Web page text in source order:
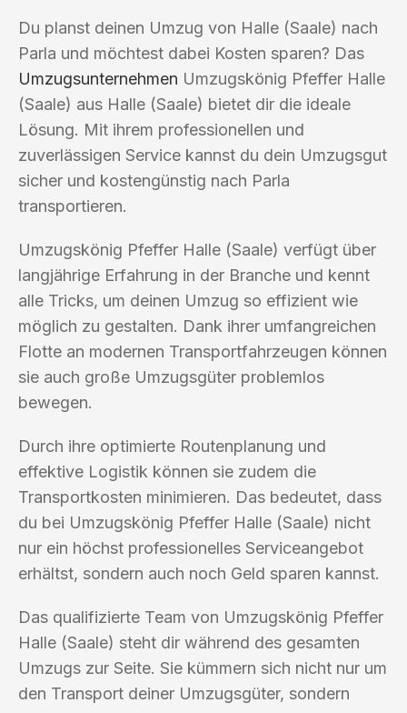
Du planst deinen Umzug von Halle (Saale) nach
Parla und möchtest dabei Kosten sparen? Das
Umzugsunternehmen Umzugskönig Pfeffer Halle
(Saale) aus Halle (Saale) bietet dir die ideale
Lösung. Mit ihrem professionellen und
zuverlässigen Service kannst du dein Umzugsgut
sicher und kostengünstig nach Parla
transportieren.
Umzugskönig Pfeffer Halle (Saale) verfügt über
langjährige Erfahrung in der Branche und kennt
alle Tricks, um deinen Umzug so effizient wie
möglich zu gestalten. Dank ihrer umfangreichen
Flotte an modernen Transportfahrzeugen können
sie auch große Umzugsgüter problemlos
bewegen.
Durch ihre optimierte Routenplanung und
effektive Logistik können sie zudem die
Transportkosten minimieren. Das bedeutet, dass
du bei Umzugskönig Pfeffer Halle (Saale) nicht
nur ein höchst professionelles Serviceangebot
erhältst, sondern auch noch Geld sparen kannst.
Das qualifizierte Team von Umzugskönig Pfeffer
Halle (Saale) steht dir während des gesamten
Umzugs zur Seite. Sie kümmern sich nicht nur um
den Transport deiner Umzugsgüter, sondern